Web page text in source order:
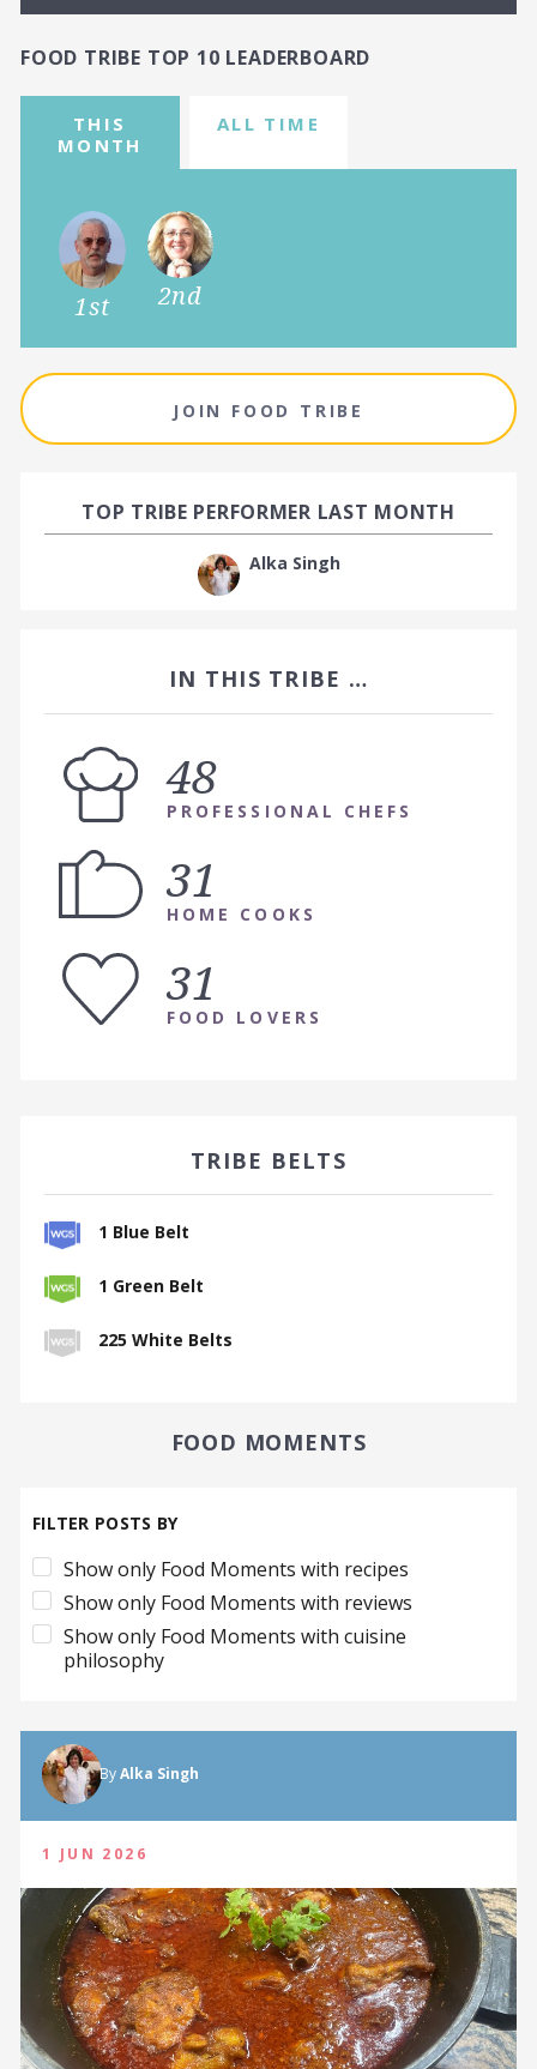
FOOD TRIBE TOP 10 LEADERBOARD
THIS
MONTH
ALL TIME
1st 2nd
JOIN FOOD TRIBE
TOP TRIBE PERFORMER LAST MONTH
Alka Singh
IN THIS TRIBE …
48
PROFESSIONAL CHEFS
31
HOME COOKS
31
FOOD LOVERS
TRIBE BELTS
1 Blue Belt
1 Green Belt
225 White Belts
FOOD MOMENTS
FILTER POSTS BY
Show only Food Moments with recipes
Show only Food Moments with reviews
Show only Food Moments with cuisine
philosophy
ByAlka Singh
1 JUN 2026